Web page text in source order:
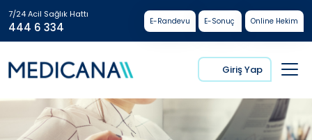
7/24 Acil Sağlık Hattı
444 6 334 E-Randevu E-Sonuç Online Hekim
Giriş Yap